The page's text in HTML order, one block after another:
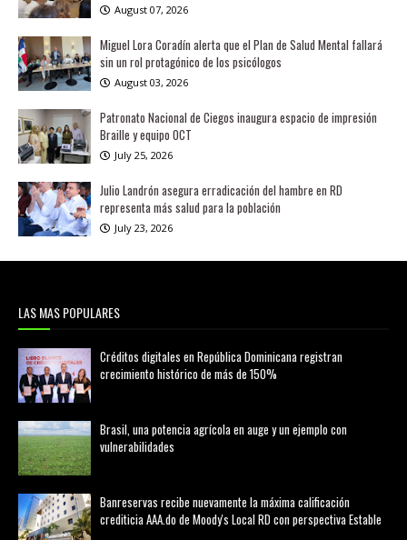
August 07, 2026
Miguel Lora Coradín alerta que el Plan de Salud Mental fallará
sin un rol protagónico de los psicólogos
August 03, 2026
Patronato Nacional de Ciegos inaugura espacio de impresión
Braille y equipo OCT
July 25, 2026
Julio Landrón asegura erradicación del hambre en RD
representa más salud para la población
July 23, 2026
LAS MAS POPULARES
Créditos digitales en República Dominicana registran
crecimiento histórico de más de 150%
Brasil, una potencia agrícola en auge y un ejemplo con
vulnerabilidades
Banreservas recibe nuevamente la máxima calificación
crediticia AAA.do de Moody's Local RD con perspectiva Estable